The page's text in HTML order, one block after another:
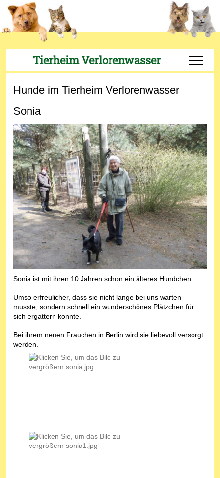
Tierheim Verlorenwasser Off-
Hunde im Tierheim Verlorenwasser
Sonia
Sonia ist mit ihren 10 Jahren schon ein älteres Hundchen.
Umso erfreulicher, dass sie nicht lange bei uns warten
musste, sondern schnell ein wunderschönes Plätzchen für
sich ergattern konnte.
Bei ihrem neuen Frauchen in Berlin wird sie liebevoll versorgt
werden.